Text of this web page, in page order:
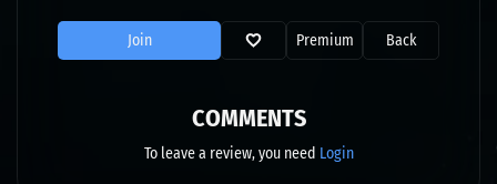
Join Premium Back
COMMENTS
To leave a review, you need Login